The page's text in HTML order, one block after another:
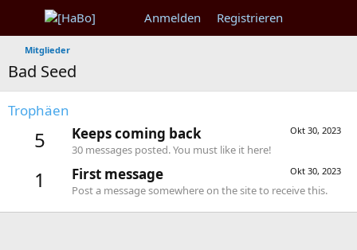
Anmelden Registrieren
Mitglieder
Bad Seed
Trophäen
5 Okt 30, 2023
Keeps coming back
30 messages posted. You must like it here!
1 Okt 30, 2023
First message
Post a message somewhere on the site to receive this.